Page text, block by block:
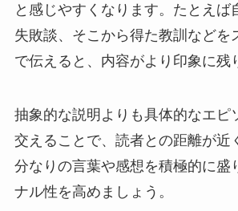
と感じやすくなります。たとえば
失敗談、そこから得た教訓などを
で伝えると、内容がより印象に残
抽象的な説明よりも具体的なエピ
交えることで、読者との距離が近
分なりの言葉や感想を積極的に盛
ナル性を高めましょう。